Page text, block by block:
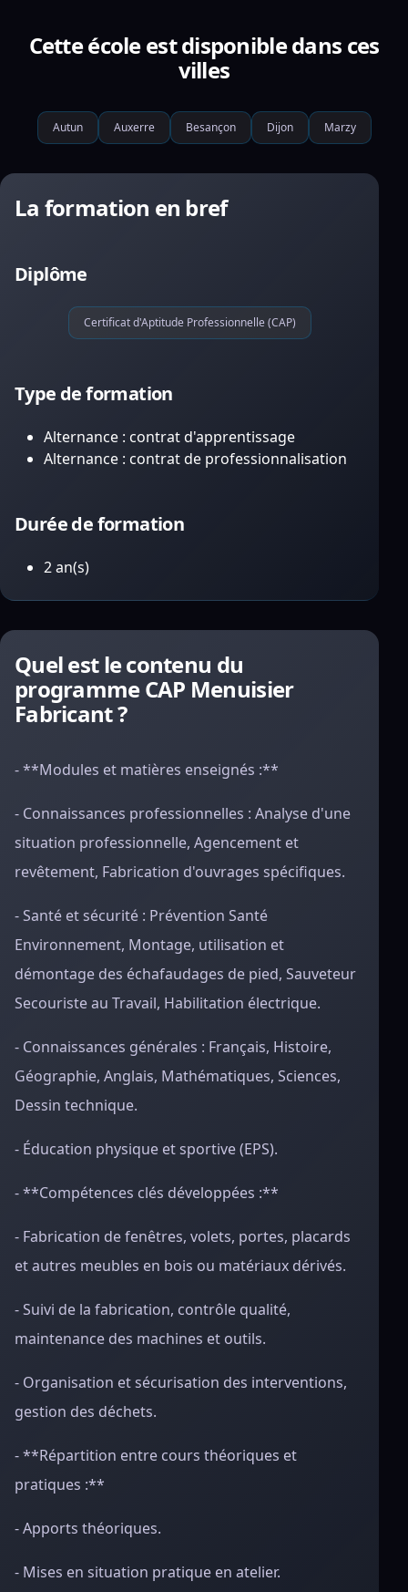
Cette école est disponible dans ces
villes
Autun Auxerre Besançon Dijon Marzy
La formation en bref
Diplôme
Certificat d'Aptitude Professionnelle (CAP)
Type de formation
Alternance : contrat d'apprentissage
Alternance : contrat de professionnalisation
Durée de formation
2 an(s)
Quel est le contenu du
programme CAP Menuisier
Fabricant ?
- **Modules et matières enseignés :**
- Connaissances professionnelles : Analyse d'une
situation professionnelle, Agencement et
revêtement, Fabrication d'ouvrages spécifiques.
- Santé et sécurité : Prévention Santé
Environnement, Montage, utilisation et
démontage des échafaudages de pied, Sauveteur
Secouriste au Travail, Habilitation électrique.
- Connaissances générales : Français, Histoire,
Géographie, Anglais, Mathématiques, Sciences,
Dessin technique.
- Éducation physique et sportive (EPS).
- **Compétences clés développées :**
- Fabrication de fenêtres, volets, portes, placards
et autres meubles en bois ou matériaux dérivés.
- Suivi de la fabrication, contrôle qualité,
maintenance des machines et outils.
- Organisation et sécurisation des interventions,
gestion des déchets.
- **Répartition entre cours théoriques et
pratiques :**
- Apports théoriques.
- Mises en situation pratique en atelier.